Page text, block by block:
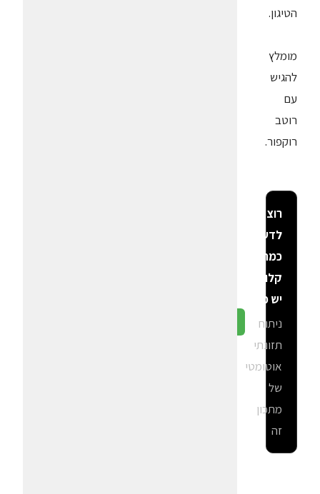
הטיגון.
מומלץ
להגיש
עם
רוטב
רוקפור.
רוצה
לדעת
כמה
קלוריות
יש פה?
ניתוח
תזונתי
אוטומטי
של
מתכון
זה